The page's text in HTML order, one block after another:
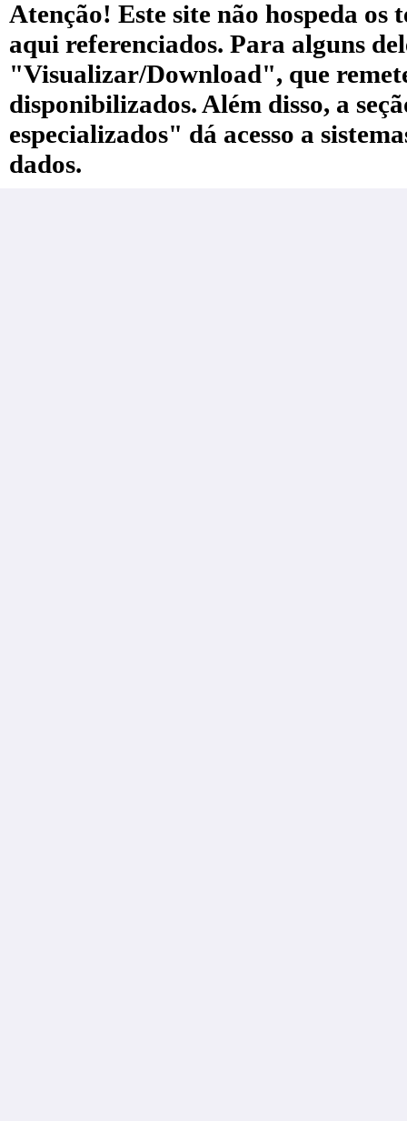
Atenção! Este site não hospeda
aqui referenciados. Para alguns
"Visualizar/Download", que
disponibilizados. Além disso, a
especializados" dá acesso a
dados.